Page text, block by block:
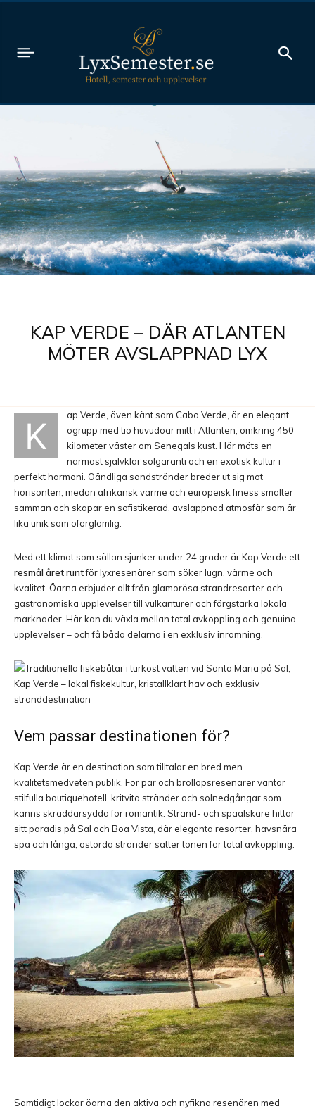
KAP VERDE – DÄR ATLANTEN
MÖTER AVSLAPPNAD LYX
K
ap Verde, även känt som Cabo Verde, är en elegant
ögrupp med tio huvudöar mitt i Atlanten, omkring 450
kilometer väster om Senegals kust. Här möts en
närmast självklar solgaranti och en exotisk kultur i
perfekt harmoni. Oändliga sandstränder breder ut sig mot
horisonten, medan afrikansk värme och europeisk finess smälter
samman och skapar en sofistikerad, avslappnad atmosfär som är
lika unik som oförglömlig.
Med ett klimat som sällan sjunker under 24 grader är Kap Verde ett
resmål året runtför lyxresenärer som söker lugn, värme och
kvalitet. Öarna erbjuder allt från glamorösa strandresorter och
gastronomiska upplevelser till vulkanturer och färgstarka lokala
marknader. Här kan du växla mellan total avkoppling och genuina
upplevelser – och få båda delarna i en exklusiv inramning.
Vem passar destinationen för?
Kap Verde är en destination som tilltalar en bred men
kvalitetsmedveten publik. För par och bröllopsresenärer väntar
stilfulla boutiquehotell, kritvita stränder och solnedgångar som
känns skräddarsydda för romantik. Strand- och spaälskare hittar
sitt paradis på Sal och Boa Vista, där eleganta resorter, havsnära
spa och långa, ostörda stränder sätter tonen för total avkoppling.
Samtidigt lockar öarna den aktiva och nyfikna resenären med